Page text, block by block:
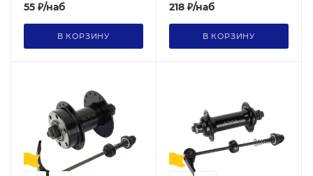
55 ₽/наб
В КОРЗИНУ
218 ₽/наб
В КОРЗИНУ